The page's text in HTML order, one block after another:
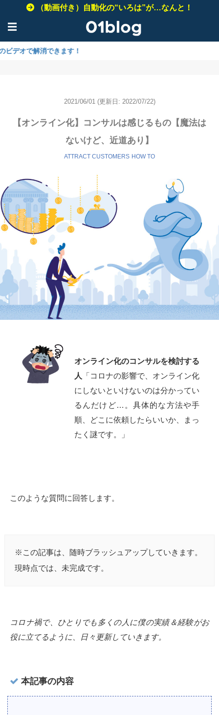
（動画付き）自動化の“いろは”が…なんと！
☰
できます！
2021/06/01 (更新日: 2022/07/22)
【オンライン化】コンサルは感じるもの【魔法は
ないけど、近道あり】
ATTRACT CUSTOMERS HOW TO
オンライン化のコンサルを検討する
人
「コロナの影響で、オンライン化
にしないといけないのは分かってい
るんだけど…。具体的な方法や手
順、どこに依頼したらいいか、まっ
たく謎です。」
このような質問に回答します。
※この記事は、随時ブラッシュアップしていきます。
現時点では、未完成です。
コロナ禍で、ひとりでも多くの人に僕の実績＆経験がお
役に立てるように、日々更新していきます。
本記事の内容